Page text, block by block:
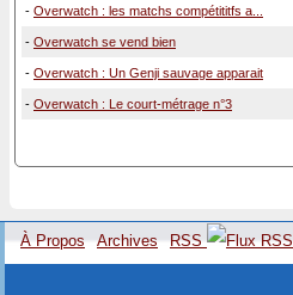
- Overwatch : les matchs compétititfs a...
- Overwatch se vend bien
- Overwatch : Un Genji sauvage apparait
- Overwatch : Le court-métrage n°3
À Propos Archives RSS